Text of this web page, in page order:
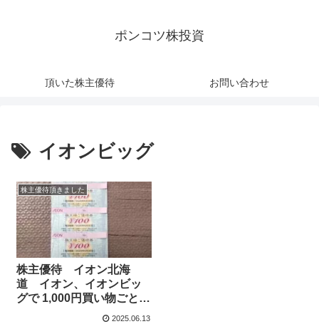
ポンコツ株投資
頂いた株主優待 お問い合わせ
イオンビッグ
株主優待頂きました
株主優待 イオン北海
道 イオン、イオンビッ
グで 1,000円買い物ごとに
100円使える割引券
2025.06.13